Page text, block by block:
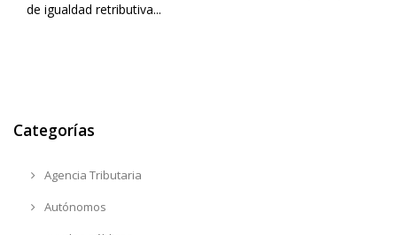
de igualdad retributiva...
Categorías
Agencia Tributaria
Autónomos